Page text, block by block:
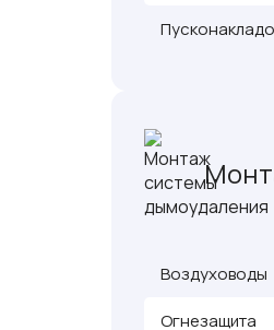
Воздуховоды
Огнезащита